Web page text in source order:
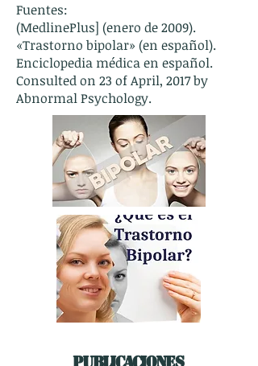
Fuentes:
(MedlinePlus] (enero de 2009).
«Trastorno bipolar» (en español).
Enciclopedia médica en español.
Consulted on 23 of April, 2017 by
Abnormal Psychology.